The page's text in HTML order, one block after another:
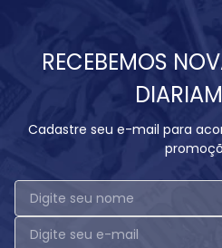
RECEBEMOS
Cadastre seu e-mail para